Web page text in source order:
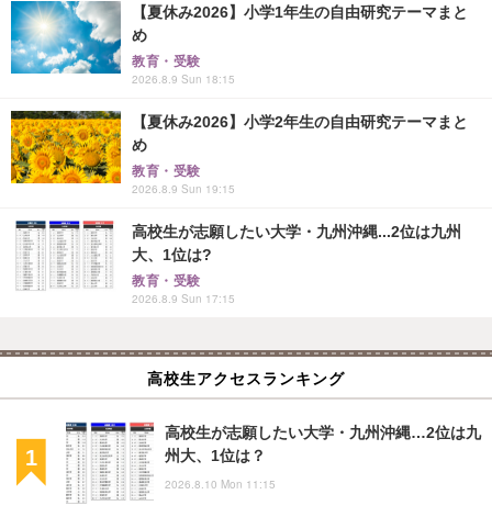
【夏休み2026】小学1年生の自由研究テーマまと
め
教育・受験
2026.8.9 Sun 18:15
【夏休み2026】小学2年生の自由研究テーマまと
め
教育・受験
2026.8.9 Sun 19:15
高校生が志願したい大学・九州沖縄...2位は九州
大、1位は?
教育・受験
2026.8.9 Sun 17:15
高校生アクセスランキング
高校生が志願したい大学・九州沖縄…2位は九
州大、1位は？
2026.8.10 Mon 11:15